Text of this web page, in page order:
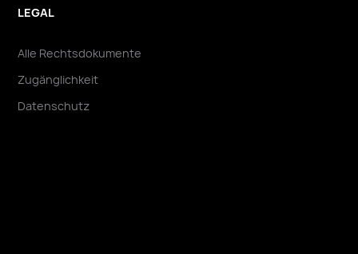
LEGAL
Alle Rechtsdokumente
Zugänglichkeit
Datenschutz